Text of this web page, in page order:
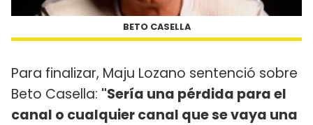
BETO CASELLA
Para finalizar, Maju Lozano sentenció sobre
Beto Casella: "Sería una pérdida para el
canal o cualquier canal que se vaya una